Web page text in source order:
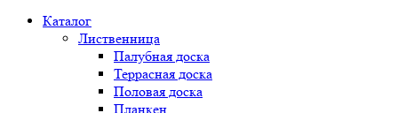
Каталог
Лиственница
Палубная доска
Террасная доска
Половая доска
Планкен